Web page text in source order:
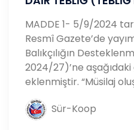
MADDE 1- 5/9/2024
Resmî Gazete’de
Balıkçılığın
2024/27)’ne
eklenmiştir. “Müsilaj
Sür-Koop